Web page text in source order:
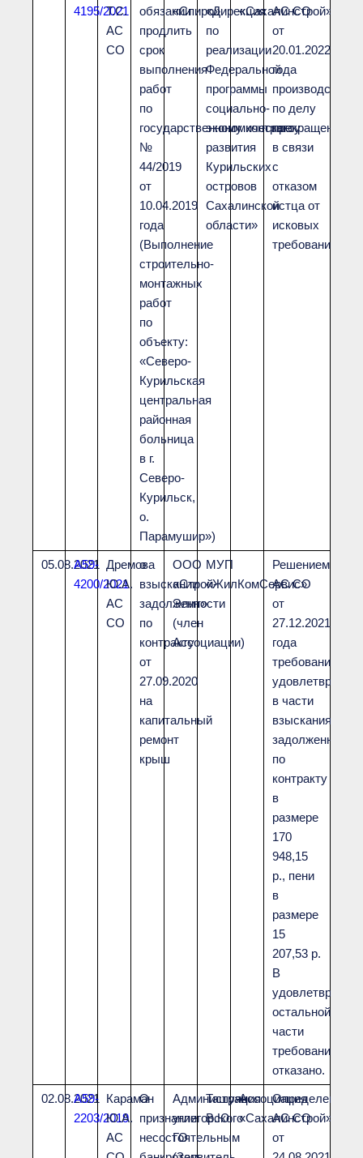
4195/2021
Т.С.
АС
СО
обязании
продлить
срок
выполнения
работ
по
государственному контракту
№
44/2019
от
10.04.2019
года
(Выполнение
строительно-
монтажных
работ
по
объекту:
«Северо-
Курильская
центральная
районная
больница
в г.
Северо-
Курильск,
о.
Парамушир»)
«Спиро»«Дирекция
по
реализации
Федеральной
программы
социально-
экономического
развития
Курильских
островов
Сахалинской
области»
«Сахалинстрой»
АС СО
от
20.01.2022
года
производство
по делу
прекращено
в связи
с
отказом
истца от
исковых
требований
05.08.2021
А59-
4200/2021
Дремова
Ю.А.
АС
СО
о
взыскании
задолженности
по
контракту
от
27.09.2020
на
капитальный
ремонт
крыш
ООО
«Строй-
Элит»
(член
Ассоциации)
МУП
«ЖилКомСервис»
Решением
АС СО
от
27.12.2021
года
требования
удовлетврены
в части
взыскания
задолженности
по
контракту
в
размере
170
948,15
р., пени
в
размере
15
207,53 р.
В
удовлетврении
остальной
части
требований
отказано.
02.08.2021
А59-
2203/2019
Караман
Ю.А.
АС
О
признании
несостоятельным
Администрация
углегорского
ГО
Ташуян
В.Ю.
Ассоциация
«Сахалинстрой»
Определением
АС СО
от